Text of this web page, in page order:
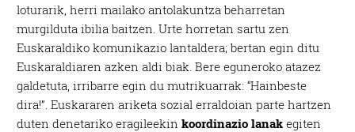
loturarik, herri mailako antolakuntza beharretan
murgilduta ibilia baitzen. Urte horretan sartu zen
Euskaraldiko komunikazio lantaldera; bertan egin ditu
Euskaraldiaren azken aldi biak. Bere eguneroko atazez
galdetuta, irribarre egin du mutrikuarrak: “Hainbeste
dira!”. Euskararen ariketa sozial erraldoian parte hartzen
duten denetariko eragileekinkoordinazio lanak egiten